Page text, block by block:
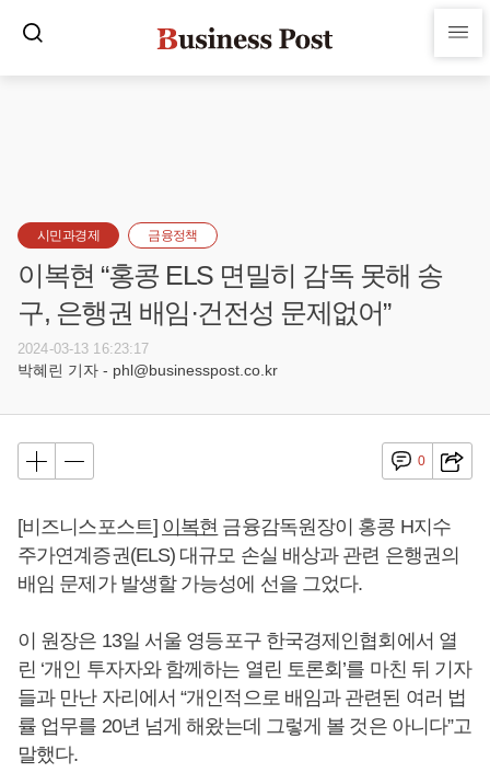
시민과경제 금융정책
이복현 “홍콩 ELS 면밀히 감독 못해 송
구, 은행권 배임·건전성 문제없어”
2024-03-13 16:23:17
박혜린 기자 - phl@businesspost.co.kr
0
[비즈니스포스트] 이복현 금융감독원장이 홍콩 H지수
주가연계증권(ELS) 대규모 손실 배상과 관련 은행권의
배임 문제가 발생할 가능성에 선을 그었다.
이 원장은 13일 서울 영등포구 한국경제인협회에서 열
린 ‘개인 투자자와 함께하는 열린 토론회’를 마친 뒤 기자
들과 만난 자리에서 “개인적으로 배임과 관련된 여러 법
률 업무를 20년 넘게 해왔는데 그렇게 볼 것은 아니다”고
말했다.